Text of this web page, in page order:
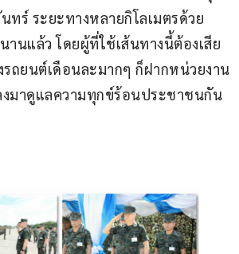
ทร์ ระยะทางหลายกิโลเมตรด้วย
านแล้ว โดยผู้ที่ใช้เส้นทางนี้ต้องเสีย
รถยนต์เดือนละมากๆ ก็ฝากหน่วยงาน
มาดูแลความทุกข์ร้อนประชาชนกัน